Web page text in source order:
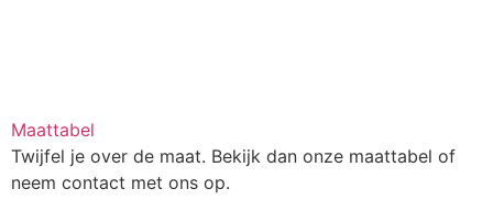
Maattabel
Twijfel je over de maat. Bekijk dan onze maattabel of
neem contact met ons op.